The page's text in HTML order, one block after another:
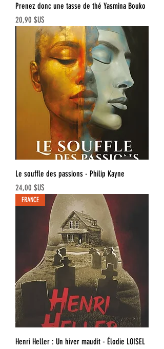
Prenez donc une tasse de thé Yasmina Bouko
Prix
20,90 $US
Le souffle des passions - Philip Kayne
Prix
24,00 $US
FRANCE
Henri Heller : Un hiver maudit - Élodie LOISEL